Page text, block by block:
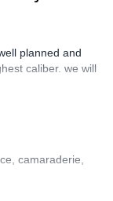
planned and
caliber. we will
camaraderie,